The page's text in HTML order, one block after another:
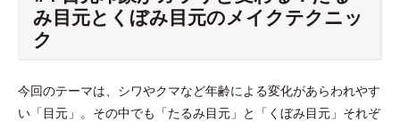
み目元とくぼみ目元のメイクテクニッ
ク
今回のテーマは、シワやクマなど年齢による変化があらわれやす
い「目元」。その中でも「たるみ目元」と「くぼみ目元」それぞ